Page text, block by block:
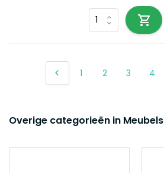
1 2 3 4
Overige categorieën in Meubels